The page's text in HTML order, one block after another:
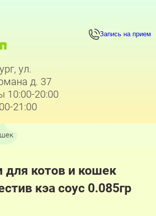
Запись на прием
ул.
д. 37
10:00-20:00
21:00
для котов и кошек
кэа соус 0.085гр